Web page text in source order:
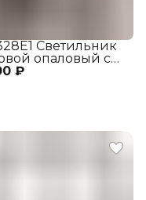
₽
Светильник
опаловый с
сеткой